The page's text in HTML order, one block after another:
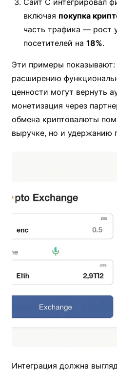
Сайт C интегрировал
включая покупка
часть трафика — рост
посетителей на 18%.
Эти примеры
расширению
ценности могут вернуть
монетизация через
обмена криптовалюты
выручке, но и удержанию
Интеграция должна